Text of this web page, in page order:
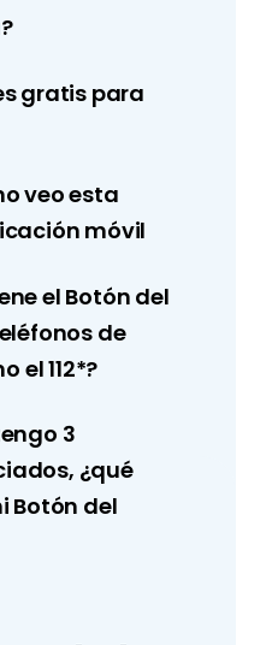
gratis para
veo esta
móvil
el Botón del
de
el 112*?
3
¿qué
Botón del